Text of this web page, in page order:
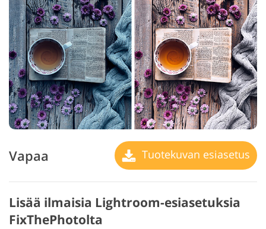
Vapaa Tuotekuvan esiasetus
Lisää ilmaisia Lightroom-esiasetuksia
FixThePhotolta